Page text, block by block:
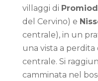
villaggi di Promiod
del Cervino) e
centrale), in un
una vista a perdita
centrale. Si
camminata nel